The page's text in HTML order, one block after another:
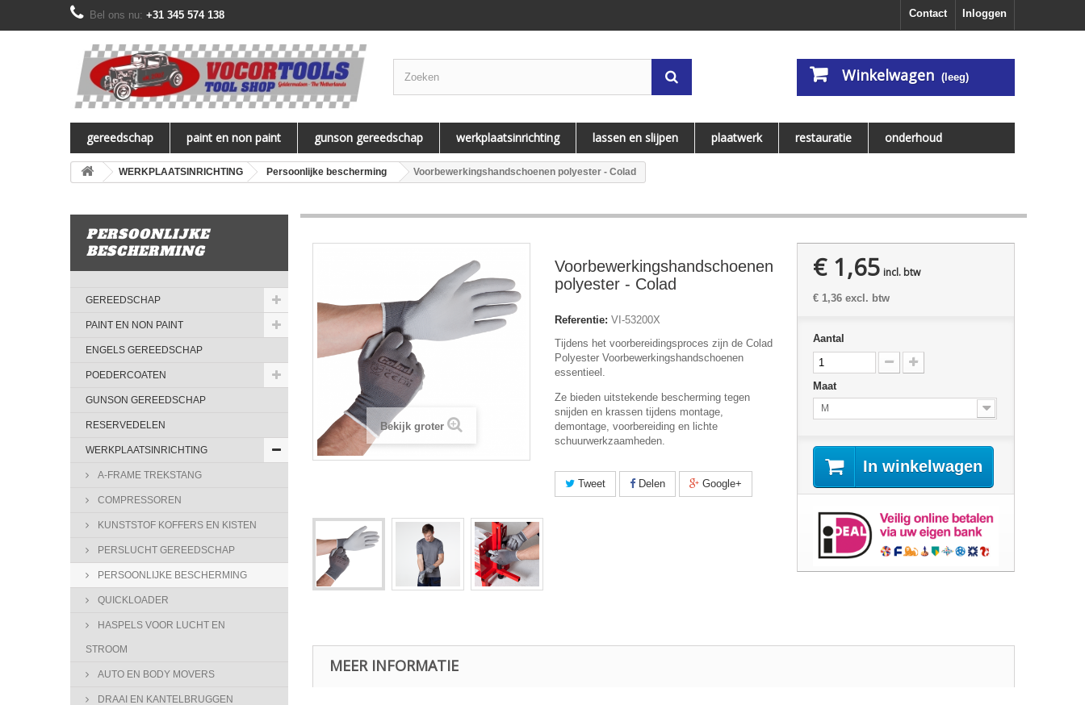
Inloggen
Contact
Bel ons nu: +31 345 574 138
Winkelwagen (leeg)
gereedschap paint en non paint gunson gereedschap werkplaatsinrichting lassen en slijpen plaatwerk restauratie onderhoud
WERKPLAATSINRICHTING Persoonlijke bescherming Voorbewerkingshandschoenen polyester - Colad
PERSOONLIJKE
BESCHERMING
GEREEDSCHAP
PAINT EN NON PAINT
ENGELS GEREEDSCHAP
POEDERCOATEN
GUNSON GEREEDSCHAP
RESERVEDELEN
WERKPLAATSINRICHTING
A-FRAME TREKSTANG
COMPRESSOREN
KUNSTSTOF KOFFERS EN KISTEN
PERSLUCHT GEREEDSCHAP
PERSOONLIJKE BESCHERMING
QUICKLOADER
HASPELS VOOR LUCHT EN
STROOM
AUTO EN BODY MOVERS
DRAAI EN KANTELBRUGGEN
Bekijk groter
Voorbewerkingshandschoenen
polyester - Colad
Referentie: VI-53200X
Tijdens het voorbereidingsproces zijn de Colad
Polyester Voorbewerkingshandschoenen
essentieel.
Ze bieden uitstekende bescherming tegen
snijden en krassen tijdens montage,
demontage, voorbereiding en lichte
schuurwerkzaamheden.
Tweet Delen Google+
€ 1,65 incl. btw
€ 1,36 excl. btw
Aantal
Maat
M
In winkelwagen
MEER INFORMATIE